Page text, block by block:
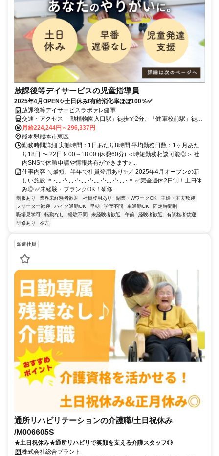
放課後等デイサービスの児童指導員
2025年4月OPEN✨土日休み❗有給消化率ほぼ100％✅
放課後等デイサービスラポァレ健軍
交通・アクセス 「動植物園入口駅」徒歩で2分、「健軍校前駅」徒歩
3分
月給224,244円～296,337円
熊本県熊本市東区
勤務時間詳細 実働時間：1日あたり8時間 平均勤務日数：1ヶ月あた
り18日 〜 22日 9:00～18:00 (休憩60分) ＜時短勤務相談可能◎＞ 社
内SNSで休暇申請や情報共有ができます♪ ...
仕事内容 ＼最短、半年で社員登用あり✨／ 2025年4月オープンの新
しい施設 ＊･｡｡･'･｡｡･'･｡｡･'･｡｡･'･｡｡･'･｡｡･＊ ✅完全週休2日制！土日休
み◎ ✅未経験・ブランクOK！研修...
制服あり 業界未経験者歓迎 社員登用あり 副業・WワークOK
主婦・主夫歓迎
フリーター歓迎
バイク通勤OK 早朝 学歴不問 車通勤OK
固定時間制
職場見学可
転勤なし 経験不問 未経験者歓迎 午前 経験者歓迎
有資格者歓迎
研修あり
夕方
派遣社員
通所リハビリテーションの介護職/土日祝休み
/M006605S
★土日祝休み★通所リハビリで笑顔を支える介護スタッフ◎
株式会社総合プラント